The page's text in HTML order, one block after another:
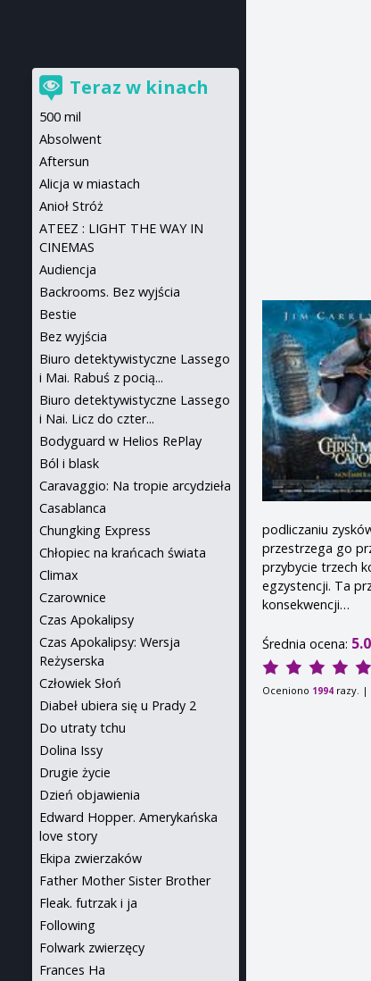
podliczaniu
przestrzega go
przybycie trzech
egzystencji. Ta
konsekwencji…
Średnia ocena: 5.0
Oceniono 1994 razy. |
Teraz w kinach
500 mil
Absolwent
Aftersun
Alicja w miastach
Anioł Stróż
ATEEZ : LIGHT THE WAY IN
CINEMAS
Audiencja
Backrooms. Bez wyjścia
Bestie
Bez wyjścia
Biuro detektywistyczne Lassego
i Mai. Rabuś z pocią...
Biuro detektywistyczne Lassego
i Nai. Licz do czter...
Bodyguard w Helios RePlay
Ból i blask
Caravaggio: Na tropie arcydzieła
Casablanca
Chungking Express
Chłopiec na krańcach świata
Climax
Czarownice
Czas Apokalipsy
Czas Apokalipsy: Wersja
Reżyserska
Człowiek Słoń
Diabeł ubiera się u Prady 2
Do utraty tchu
Dolina Issy
Drugie życie
Dzień objawienia
Edward Hopper. Amerykańska
love story
Ekipa zwierzaków
Father Mother Sister Brother
Fleak. futrzak i ja
Following
Folwark zwierzęcy
Frances Ha